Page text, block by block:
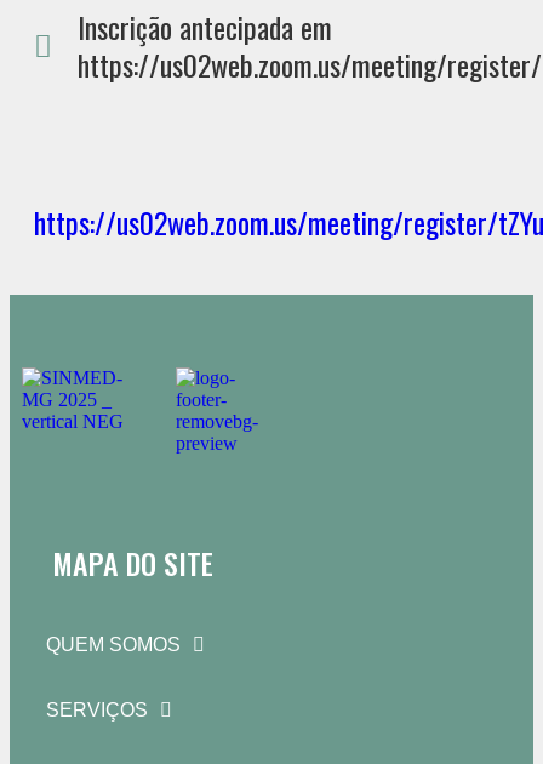
Inscrição antecipada em
https://us02web.zoom.us/meeting/
https://us02web.zoom.us/meeting/register/
MAPA DO SITE
QUEM SOMOS
SERVIÇOS